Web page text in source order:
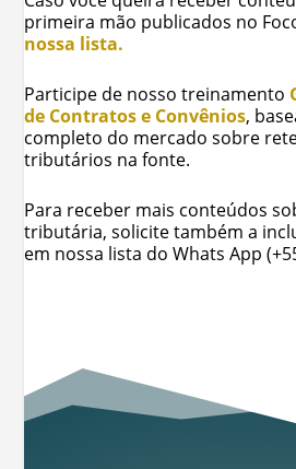
primeira mão publicados no
nossa lista.
Participe de nosso treinamento
de Contratos e Convênios,
completo do mercado sobre
tributários na fonte.
Para receber mais conteúdos
tributária, solicite também a
em nossa lista do Whats App